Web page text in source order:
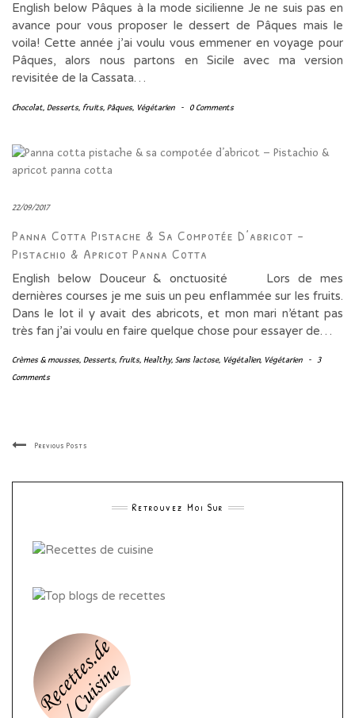
English below Pâques à la mode sicilienne Je ne suis pas en
avance pour vous proposer le dessert de Pâques mais le
voila! Cette année j’ai voulu vous emmener en voyage pour
Pâques, alors nous partons en Sicile avec ma version
revisitée de la Cassata…
Chocolat, Desserts, fruits, Pâques, Végétarien - 0 Comments
22/09/2017
Panna Cotta Pistache & Sa Compotée D’abricot –
Pistachio & Apricot Panna Cotta
English below Douceur & onctuosité Lors de mes
dernières courses je me suis un peu enflammée sur les fruits.
Dans le lot il y avait des abricots, et mon mari n’étant pas
très fan j’ai voulu en faire quelque chose pour essayer de…
Crèmes & mousses, Desserts, fruits, Healthy, Sans lactose, Végétalien, Végétarien - 3
Comments
Previous Posts
Retrouvez Moi Sur